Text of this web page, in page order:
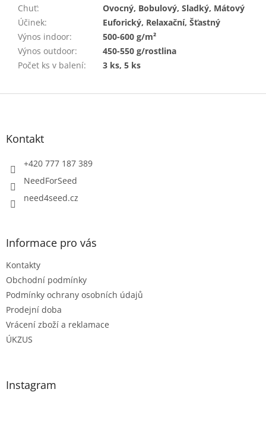
Chuť:
Ovocný, Bobulový, Sladký, Mátový
Účinek:
Euforický, Relaxační, Šťastný
Výnos indoor:
500-600 g/m²
Výnos outdoor:
450-550 g/rostlina
Počet ks v balení: 3 ks, 5 ks
Z
Kontakt
+420 777 187 389
NeedForSeed
need4seed.cz
Informace pro vás
Kontakty
Obchodní podmínky
Podmínky ochrany osobních údajů
Prodejní doba
Vrácení zboží a reklamace
ÚKZUS
Instagram